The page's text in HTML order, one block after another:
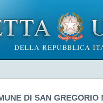
DI SAN GREGORIO